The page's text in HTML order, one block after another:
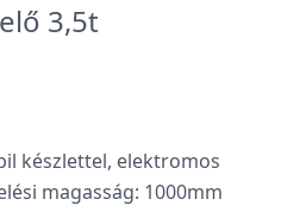
3,5t
készlettel, elektromos
magasság: 1000mm